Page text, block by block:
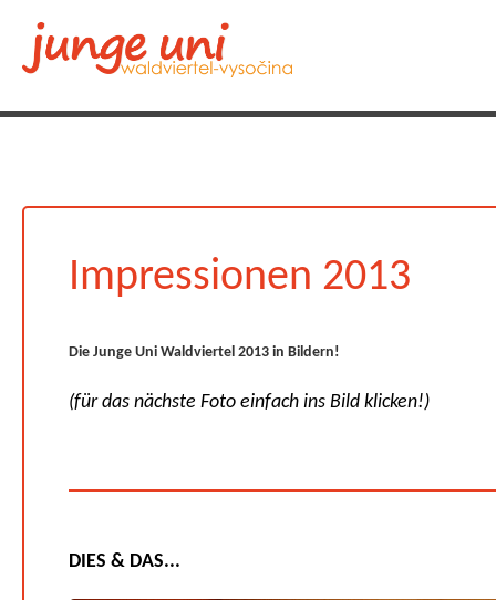
Impressionen 2013
Die Junge Uni Waldviertel 2013 in Bildern!
(für das nächste Foto einfach ins Bild klicken!)
DIES & DAS...